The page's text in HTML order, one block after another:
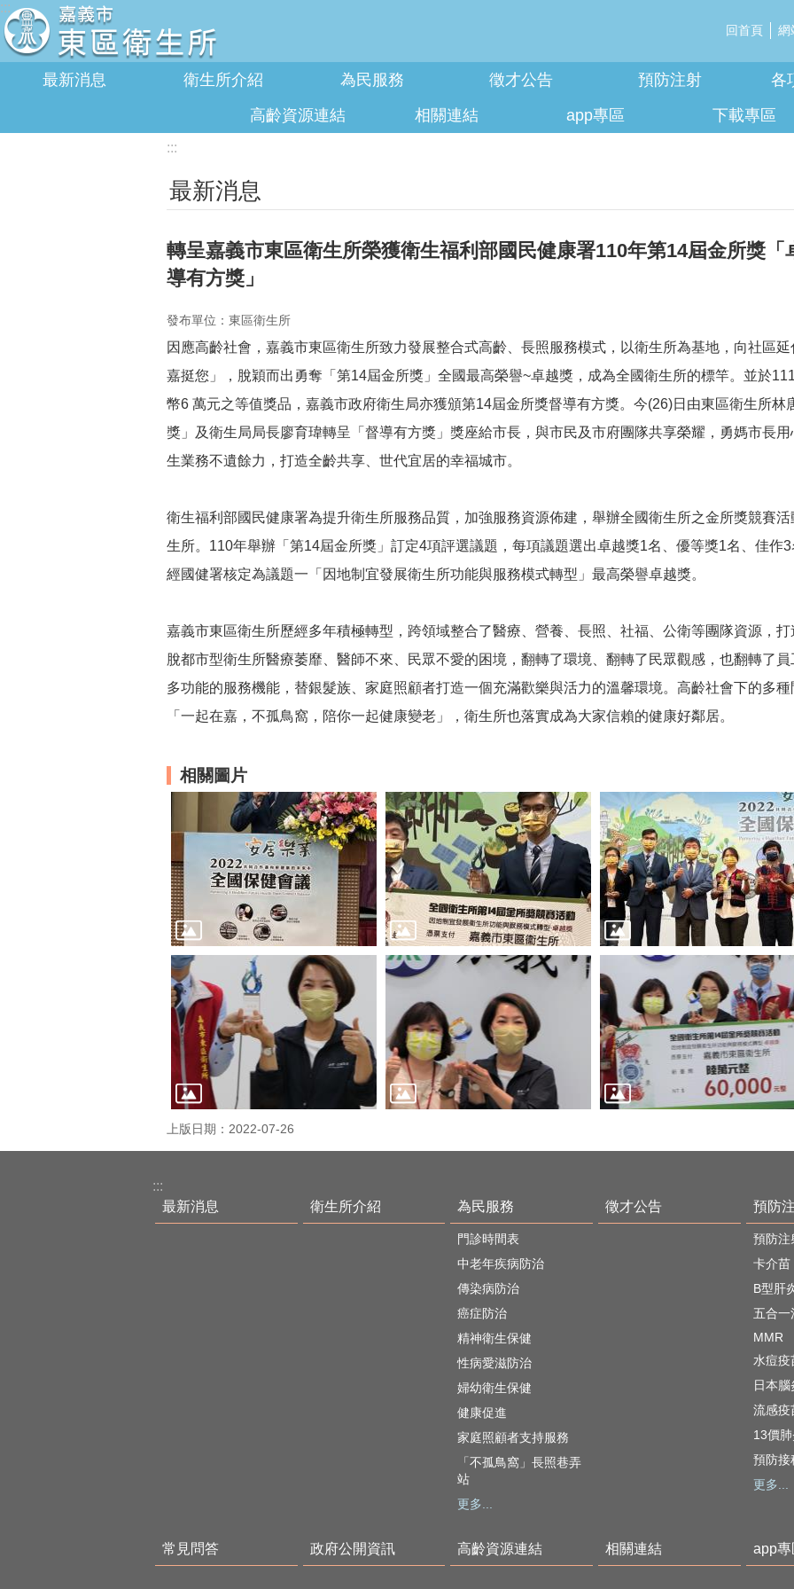
跳到主要內容區塊
:::
回首頁 網
最新消息 衛生所介紹 為民服務 徵才公告 預防注射
各
高齡資源連結
相關連結 app專區 下載專區
:::
最新消息
轉呈嘉義市東區衛生所榮獲衛生福利部國民健康署110年第14屆金所獎
導有方獎」
發布單位：東區衛生所
因應高齡社會，嘉義市東區衛生所致力發展整合式高齡、長照服務模式，以衛生所為基地，向社區
嘉挺您」，脫穎而出勇奪「第14屆金所獎」全國最高榮譽~卓越獎，成為全國衛生所的標竿。並於
幣6 萬元之等值獎品，嘉義市政府衛生局亦獲頒第14屆金所獎督導有方獎。今(26)日由東區衛生所林
獎」及衛生局局長廖育瑋轉呈「督導有方獎」獎座給市長，與市民及市府團隊共享榮耀，勇媽市長
生業務不遺餘力，打造全齡共享、世代宜居的幸福城市。
衛生福利部國民健康署為提升衛生所服務品質，加強服務資源佈建，舉辦全國衛生所之金所獎競賽
生所。110年舉辦「第14屆金所獎」訂定4項評選議題，每項議題選出卓越獎1名、優等獎1名、佳作
經國健署核定為議題一「因地制宜發展衛生所功能與服務模式轉型」最高榮譽卓越獎。
嘉義市東區衛生所歷經多年積極轉型，跨領域整合了醫療、營養、長照、社福、公衛等團隊資源，
脫都市型衛生所醫療萎靡、醫師不來、民眾不愛的困境，翻轉了環境、翻轉了民眾觀感，也翻轉了
多功能的服務機能，替銀髮族、家庭照顧者打造一個充滿歡樂與活力的溫馨環境。高齡社會下的多
「一起在嘉，不孤鳥窩，陪你一起健康變老」，衛生所也落實成為大家信賴的健康好鄰居。
相關圖片
上版日期：2022-07-26
:::
最新消息
衛生所介紹 為民服務
門診時間表
中老年疾病防治
傳染病防治
癌症防治
精神衛生保健
性病愛滋防治
婦幼衛生保健
健康促進
家庭照顧者支持服務
「不孤鳥窩」長照巷弄
站
更多...
徵才公告 預防
預防注
卡介苗
B型肝
五合一
MMR
水痘疫
日本
流感疫
13價
預防接
更多...
常見問答 政府公開資訊 高齡資源連結 相關連結 app專